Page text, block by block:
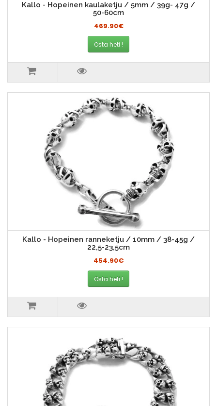
Kallo - Hopeinen kaulaketju / 5mm / 39g- 47g /
50-60cm
469.90€
Osta heti !
Kallo - Hopeinen ranneketju / 10mm / 38-45g /
22,5-23,5cm
454.90€
Osta heti !